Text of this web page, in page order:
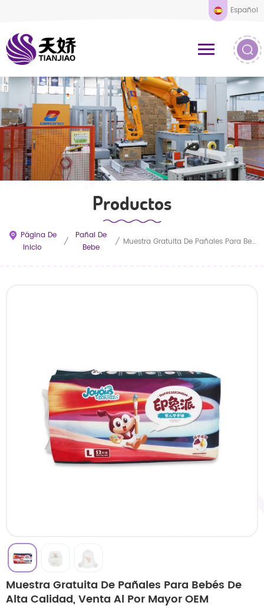
Español
Productos
Página De
Inicio
/
Pañal De
Bebe
/ Muestra Gratuita De Pañales Para Bebés De Alta Calidad, Venta Al Por Mayor OEM
Muestra Gratuita De Pañales Para Bebés De
Alta Calidad, Venta Al Por Mayor OEM